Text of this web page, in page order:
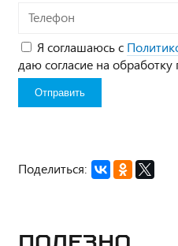
Телефон
Я соглашаюсь с
даю согласие на
Поделиться: